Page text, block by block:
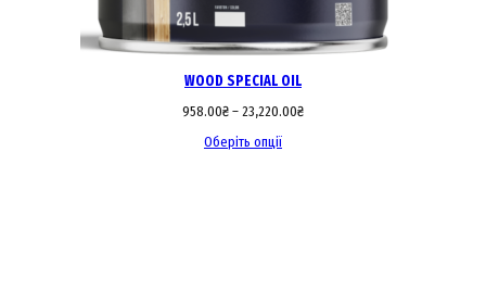
WOOD SPECIAL OIL
958.00₴–23,220.00₴
Оберіть опції